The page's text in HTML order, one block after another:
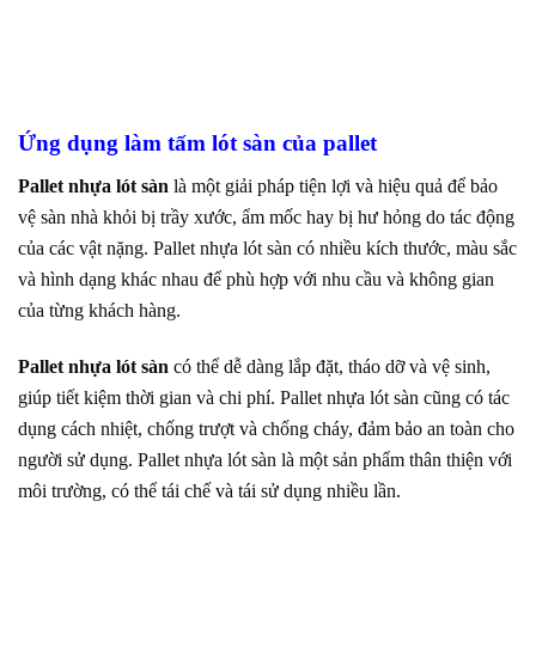
Ứng dụng làm tấm lót sàn của pallet
Pallet nhựa lót sàn là một giải pháp tiện lợi và hiệu quả để bảo
vệ sàn nhà khỏi bị trầy xước, ẩm mốc hay bị hư hỏng do tác động
của các vật nặng. Pallet nhựa lót sàn có nhiều kích thước, màu sắc
và hình dạng khác nhau để phù hợp với nhu cầu và không gian
của từng khách hàng.
Pallet nhựa lót sàn có thể dễ dàng lắp đặt, tháo dỡ và vệ sinh,
giúp tiết kiệm thời gian và chi phí. Pallet nhựa lót sàn cũng có tác
dụng cách nhiệt, chống trượt và chống cháy, đảm bảo an toàn cho
người sử dụng. Pallet nhựa lót sàn là một sản phẩm thân thiện với
môi trường, có thể tái chế và tái sử dụng nhiều lần.